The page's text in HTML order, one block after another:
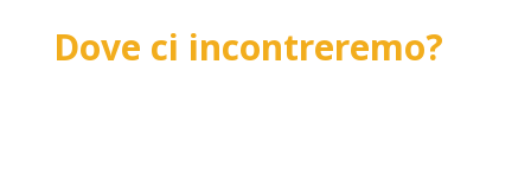
Dove ci incontreremo?